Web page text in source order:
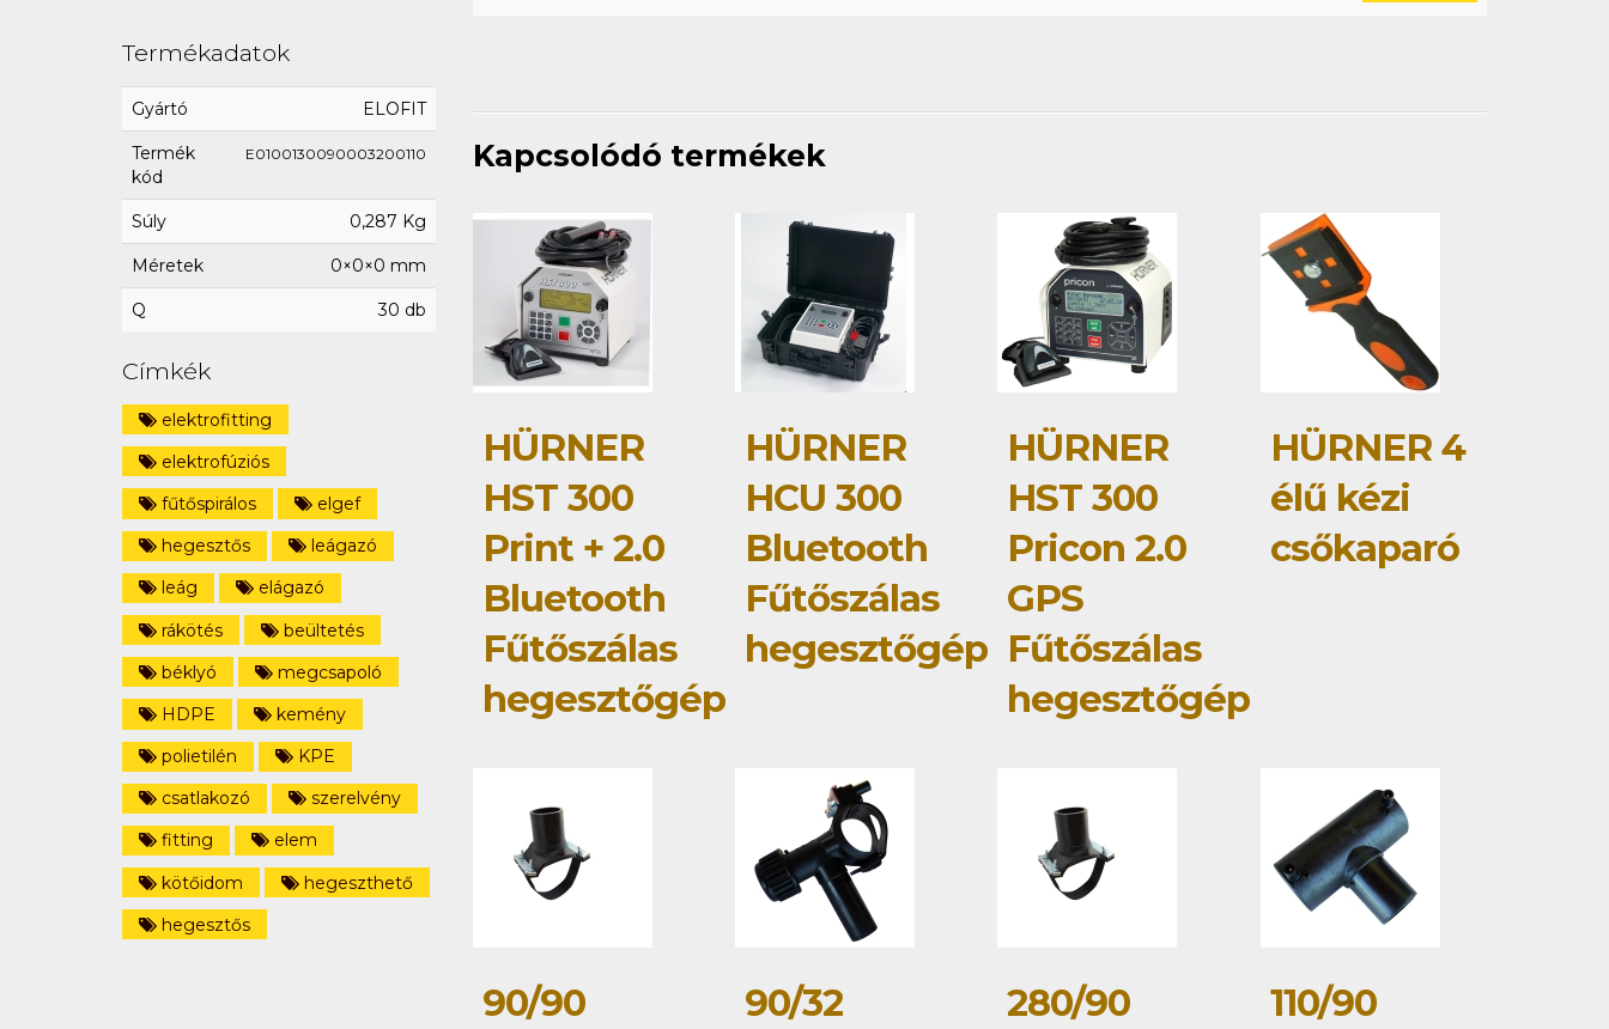
Termékadatok
Gyártó ELOFIT
Termék
kód
E0100130090003200110
Súly 0,287 Kg
Méretek 0×0×0 mm
Q 30 db
Címkék
elektrofitting
elektrofúziós
fűtőspirálos
elgef
hegesztős
leágazó
leág
elágazó
rákötés
beültetés
béklyó
megcsapoló
HDPE
kemény
polietilén
KPE
csatlakozó
szerelvény
fitting
elem
kötőidom
hegeszthető
hegesztős
Kapcsolódó termékek
HÜRNER
HST 300
Print + 2.0
Bluetooth
Fűtőszálas
hegesztőgép
HÜRNER
HCU 300
Bluetooth
Fűtőszálas
hegesztőgép
HÜRNER
HST 300
Pricon 2.0
GPS
Fűtőszálas
hegesztőgép
HÜRNER 4
élű kézi
csőkaparó
90/90
90/32
280/90
110/90